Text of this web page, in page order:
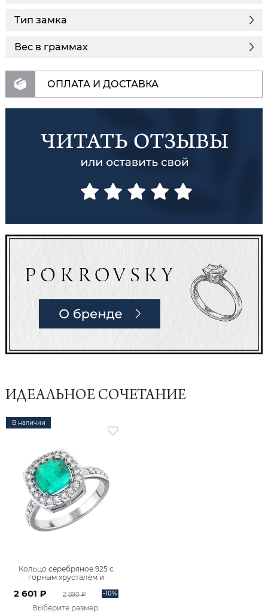
Тип замка
Вес в граммах
ОПЛАТА И ДОСТАВКА
ИДЕАЛЬНОЕ СОЧЕТАНИЕ
В наличии
Кольцо серебряное 925 с
горным хрусталём и
фианитами 1101712-05835
2 601 ₽ 2 890 ₽ -10%
Выберите размер: